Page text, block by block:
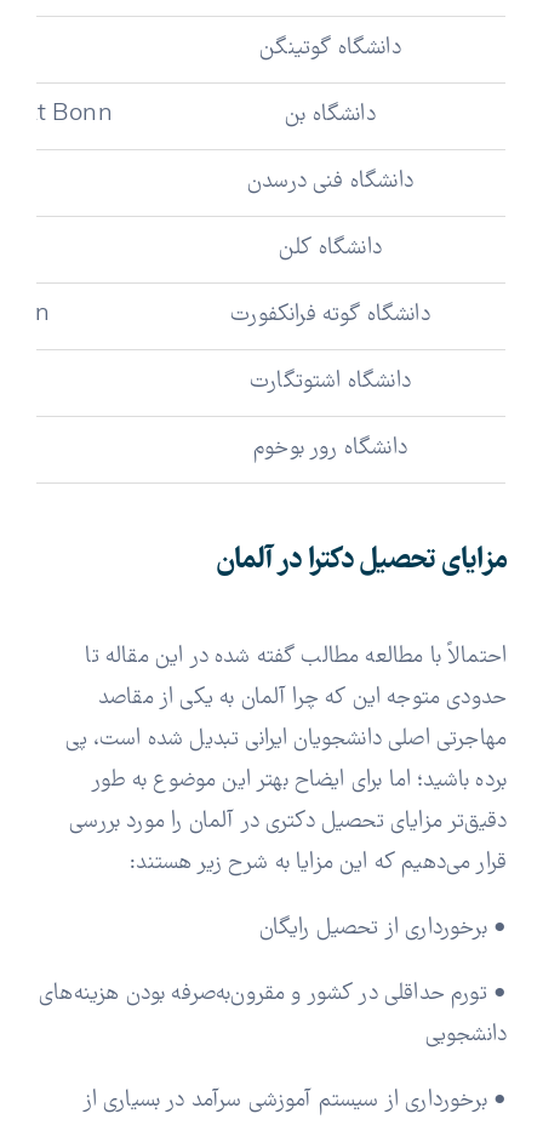
دانشگاه گوتینگن
دانشگاه بن Bonn
دانشگاه فنی درسدن
دانشگاه کلن
دانشگاه گوته فرانکفورت
دانشگاه اشتوتگارت
دانشگاه رور بوخوم
مزایای تحصیل دکترا در آلمان
احتمالاً با مطالعه مطالب گفته شده در این مقاله تا
حدودی متوجه این که چرا آلمان به یکی از مقاصد
مهاجرتی اصلی دانشجویان ایرانی تبدیل شده است، پی
برده باشید؛ اما برای ایضاح بهتر این موضوع به طور
دقیق‌تر مزایای تحصیل دکتری در آلمان را مورد بررسی
قرار می‌دهیم که این مزایا به شرح زیر هستند:
• برخورداری از تحصیل رایگان
• تورم حداقلی در کشور و مقرون‌به‌صرفه بودن هزینه‌های
دانشجویی
• برخورداری از سیستم آموزشی سرآمد در بسیاری از